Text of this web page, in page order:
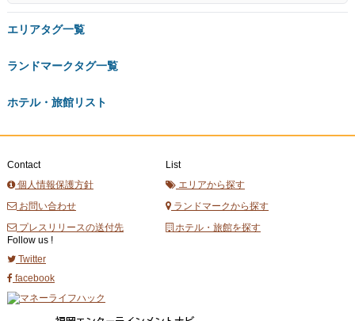
エリアタグ一覧
ランドマークタグ一覧
ホテル・旅館リスト
Contact
個人情報保護方針
お問い合わせ
プレスリリースの送付先
List
エリアから探す
ランドマークから探す
ホテル・旅館を探す
Follow us !
Twitter
facebook